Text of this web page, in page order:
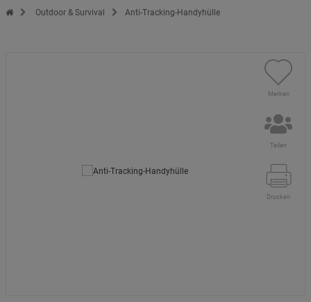
Zur Startseite des Kopp Verlag Online-Shop
Outdoor & Survival Anti-Tracking-Handyhülle
Merken
Teilen
Drucken